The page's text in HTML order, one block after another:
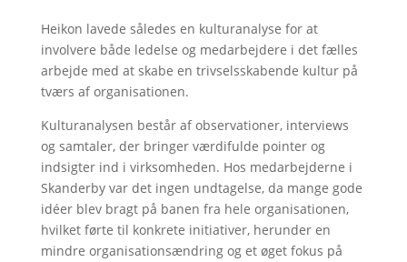
Heikon lavede således en kulturanalyse for at
involvere både ledelse og medarbejdere i det fælles
arbejde med at skabe en trivselsskabende kultur på
tværs af organisationen.
Kulturanalysen består af observationer, interviews
og samtaler, der bringer værdifulde pointer og
indsigter ind i virksomheden. Hos medarbejderne i
Skanderby var det ingen undtagelse, da mange gode
idéer blev bragt på banen fra hele organisationen,
hvilket førte til konkrete initiativer, herunder en
mindre organisationsændring og et øget fokus på